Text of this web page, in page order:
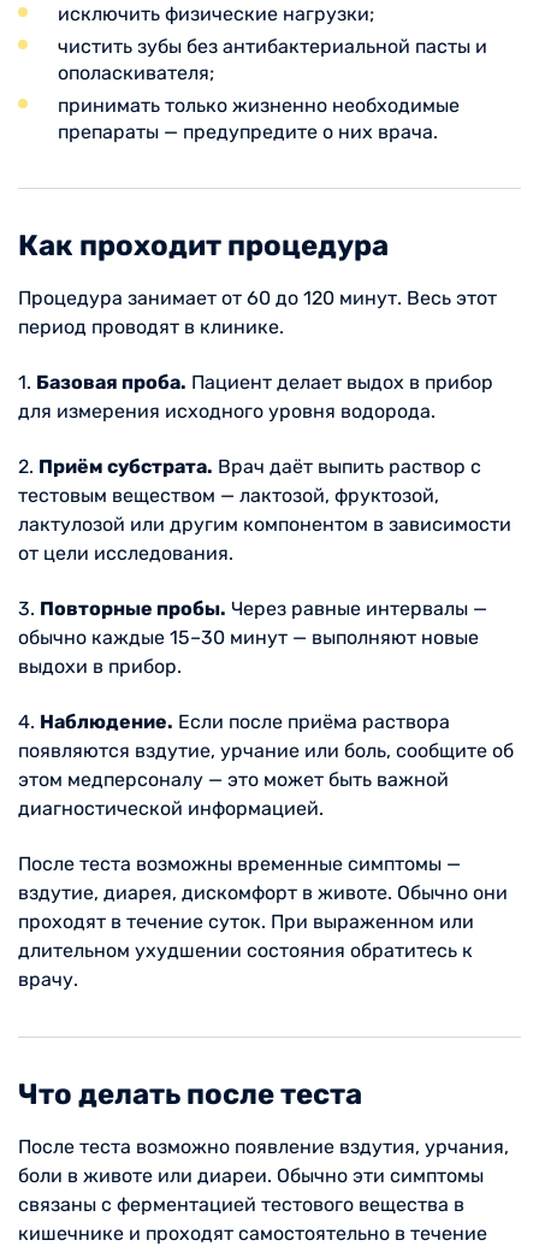
исключить физические нагрузки;
чистить зубы без антибактериальной пасты и
ополаскивателя;
принимать только жизненно необходимые
препараты — предупредите о них врача.
Как проходит процедура
Процедура занимает от 60 до 120 минут. Весь этот
период проводят в клинике.
1. Базовая проба. Пациент делает выдох в прибор
для измерения исходного уровня водорода.
2. Приём субстрата. Врач даёт выпить раствор с
тестовым веществом — лактозой, фруктозой,
лактулозой или другим компонентом в зависимости
от цели исследования.
3. Повторные пробы. Через равные интервалы —
обычно каждые 15–30 минут — выполняют новые
выдохи в прибор.
4. Наблюдение. Если после приёма раствора
появляются вздутие, урчание или боль, сообщите об
этом медперсоналу — это может быть важной
диагностической информацией.
После теста возможны временные симптомы —
вздутие, диарея, дискомфорт в животе. Обычно они
проходят в течение суток. При выраженном или
длительном ухудшении состояния обратитесь к
врачу.
Что делать после теста
После теста возможно появление вздутия, урчания,
боли в животе или диареи. Обычно эти симптомы
связаны с ферментацией тестового вещества в
кишечнике и проходят самостоятельно в течение